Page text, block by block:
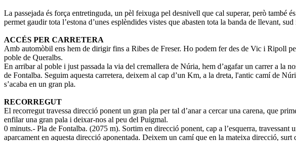
La passejada és força entretinguda, un pèl feixuga pel desnivell que cal superar, però també
permet gaudir tota l’estona d’unes esplèndides vistes que abasten tota la banda de llevant,
ACCÉS PER CARRETERA
Amb automòbil ens hem de dirigir fins a Ribes de Freser. Ho podem fer des de Vic i Ripoll
poble de Queralbs.
En arribar al poble i just passada la via del cremallera de Núria, hem d’agafar un carrer a la
de Fontalba. Seguim aquesta carretera, deixem al cap d’un Km, a la dreta, l'antic camí de
s’acaba en un gran pla.
RECORREGUT
El recorregut travessa direcció ponent un gran pla per tal d’anar a cercar una carena, que
enfilar una gran pala i deixar-nos al peu del Puigmal.
0 minuts.- Pla de Fontalba. (2075 m). Sortim en direcció ponent, cap a l’esquerra, travessant
aparcament en aquesta direcció aponentada. Deixem un camí que en la mateixa direcció,